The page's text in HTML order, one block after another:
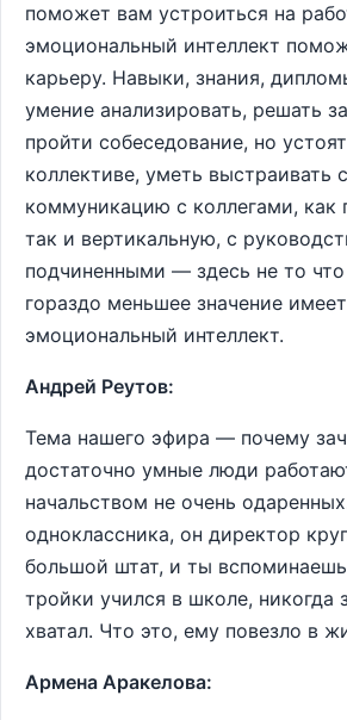
поможет вам устроиться на
эмоциональный интеллект
карьеру. Навыки, знания,
умение анализировать, решать
пройти собеседование, но
коллективе, уметь выстраивать
коммуникацию с коллегами, как
так и вертикальную, с
подчиненными — здесь не то
гораздо меньшее значение
эмоциональный интеллект.
Андрей Реутов:
Тема нашего эфира — почему
достаточно умные люди
начальством не очень
одноклассника, он директор
большой штат, и ты
тройки учился в школе, никогда
хватал. Что это, ему повезло в
Армена Аракелова: